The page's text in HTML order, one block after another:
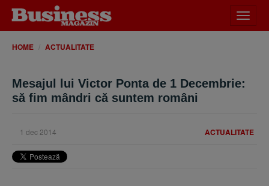
meniu
HOME ACTUALITATE
Mesajul lui Victor Ponta de 1 Decembrie:
să fim mândri că suntem români
ACTUALITATE
1 dec 2014